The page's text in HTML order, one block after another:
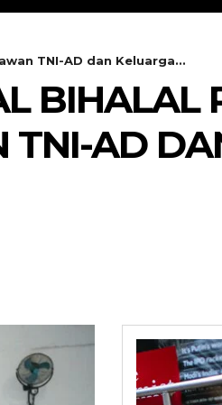
TNI-AD dan Keluarga...
BIHALAL
TNI-AD